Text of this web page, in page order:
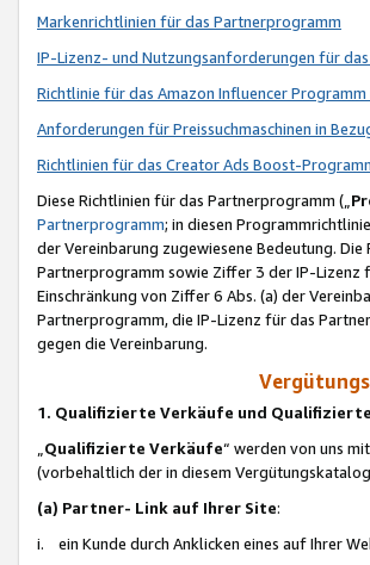
Markenrichtlinien für das Partnerprogramm
IP-Lizenz- und Nutzungsanforderungen für
Richtlinie für das Amazon Influencer
Anforderungen für Preissuchmaschinen in
Richtlinien für das Creator Ads Boost-
Diese Richtlinien für das Partnerprogramm („
Partnerprogramm; in diesen
der Vereinbarung zugewiesene Bedeutung.
Partnerprogramm sowie Ziffer 3 der IP-Lizenz
Einschränkung von Ziffer 6 Abs. (a) der
Partnerprogramm, die IP-Lizenz für das
gegen die Vereinbarung.
1. Qualifizierte Verkäufe und
Qualifizierte Verkäufe“ werden von uns
(vorbehaltlich der in diesem
(a) Partner- Link auf Ihrer Site:
i. ein Kunde durch Anklicken eines auf Ihrer